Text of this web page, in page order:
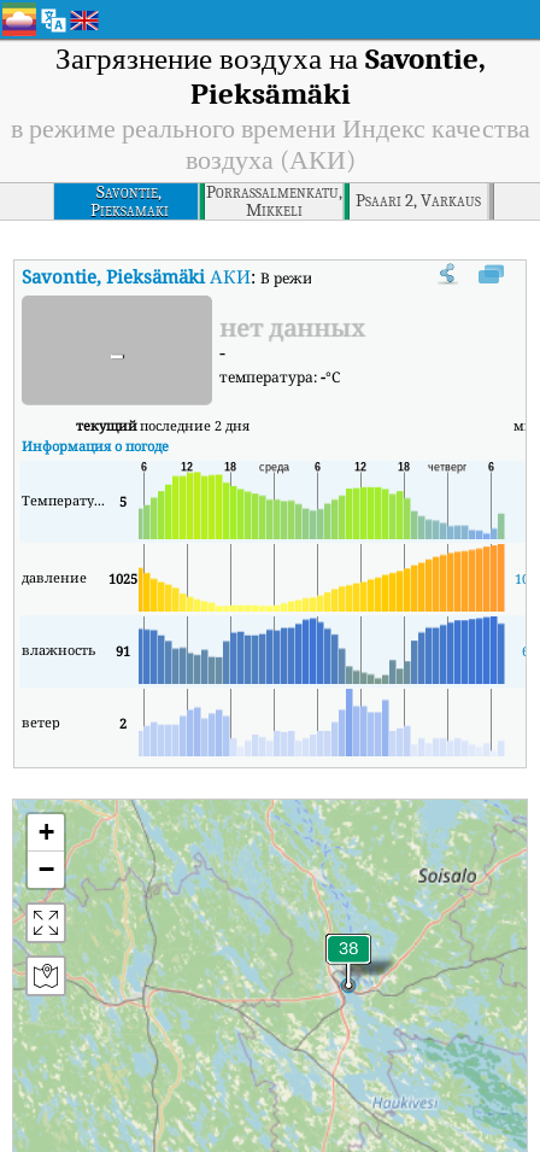
Загрязнение воздуха на Savontie,
Pieksämäki
в режиме реального времени Индекс качества
воздуха (АКИ)
Savontie,
Pieksamaki
Porrassalmenkatu,
Mikkeli
Psaari 2, Varkaus
Savontie, PieksämäkiАКИ:В режиме реального времени Индекс
- нет данных
-
температура:-°C
текущийпоследние 2 дня
Информация о погоде
Температура 5
давление 1025
влажность 91 63
ветер 2
+
−